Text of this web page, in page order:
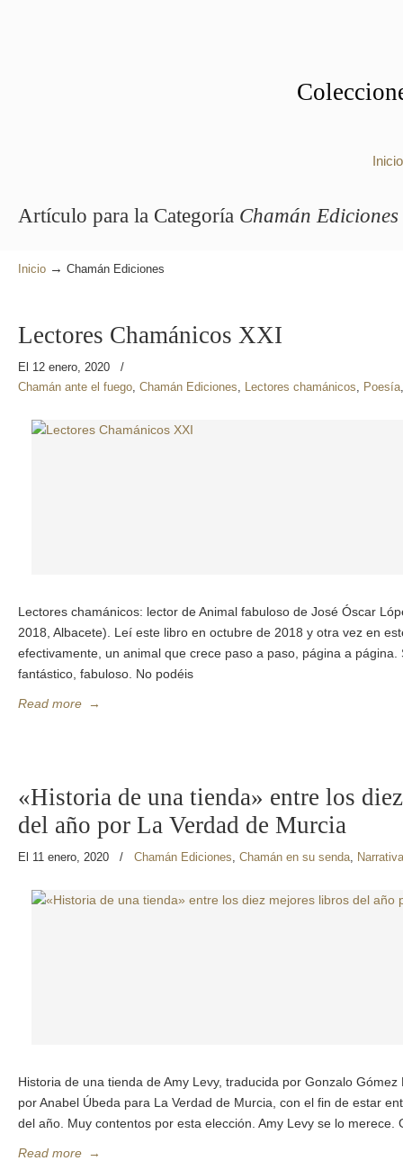
Inicio
Artículo para la Categoría Chamán Ediciones
Inicio → Chamán Ediciones
Lectores Chamánicos XXI
El 12 enero, 2020
/
Chamán ante el fuego, Chamán Ediciones, Lectores chamánicos, Poesía
Lectores chamánicos: lector de Animal fabuloso de José Óscar
2018, Albacete). Leí este libro en octubre de 2018 y otra vez en
efectivamente, un animal que crece paso a paso, página a
fantástico, fabuloso. No podéis
Read more →
«Historia de una tienda» entre los
del año por La Verdad de Murcia
El 11 enero, 2020 / Chamán Ediciones, Chamán en su senda, Narrativa
Historia de una tienda de Amy Levy, traducida por Gonzalo
por Anabel Úbeda para La Verdad de Murcia, con el fin de estar
del año. Muy contentos por esta elección. Amy Levy se lo merece.
Read more →